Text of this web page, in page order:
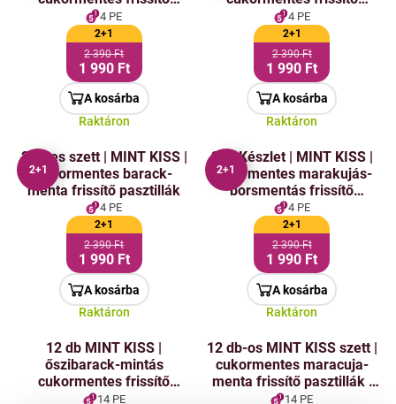
pasztillák
4 PE
2+1
2 390 Ft
1 990 Ft
A kosárba
Raktáron
pasztillák
4 PE
2+1
2 390 Ft
1 990 Ft
A kosárba
Raktáron
2+1
2+1-es szett | MINT KISS |
cukormentes barack-
menta frissítő pasztillák
4 PE
2+1
2 390 Ft
1 990 Ft
A kosárba
Raktáron
2+1
2+1 Készlet | MINT KISS |
cukormentes marakujás-
borsmentás frissítő
pasztillák | maracuja mint |
28 g x 3
4 PE
2+1
2 390 Ft
1 990 Ft
A kosárba
Raktáron
12 db MINT KISS |
őszibarack-mintás
cukormentes frissítő
pasztilla | peach mint | 28 g
14 PE
12 db-os MINT KISS szett |
cukormentes maracuja-
menta frissítő pasztillák |
maracuja menta | 28 g x 12
14 PE